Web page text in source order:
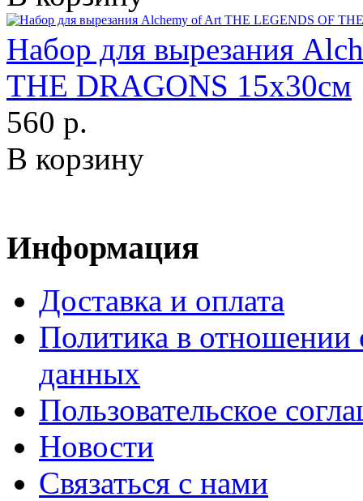
Набор для вырезания
THE DRAGONS 15х30см
560 р.
В корзину
Информация
Доставка и оплата
Политика в отношении
данных
Пользовательское
Новости
Связаться с нами